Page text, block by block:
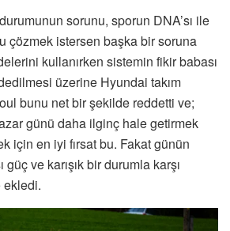
sorunu, sporun DNA’sı ile
çözmek istersen başka bir soruna
kullanırken sistemin fikir babası
üzerine Hyundai takım
bunu net bir şekilde reddetti ve;
günü daha ilginç hale getirmek
için en iyi fırsat bu. Fakat günün
ve karışık bir durumla karşı
ekledi.